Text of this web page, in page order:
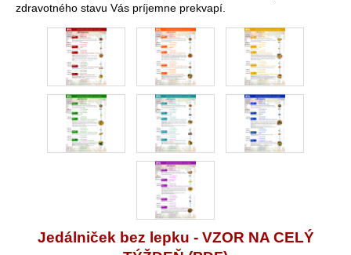
zdravotného stavu Vás príjemne prekvapí.
Jedálniček bez lepku - VZOR NA CELÝ